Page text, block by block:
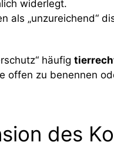
widerlegt.
als „unzureichend“
häufig
offen zu benennen
des